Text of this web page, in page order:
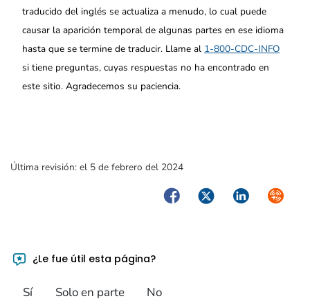
traducido del inglés se actualiza a menudo, lo cual puede
causar la aparición temporal de algunas partes en ese idioma
hasta que se termine de traducir. Llame al 1-800-CDC-INFO
si tiene preguntas, cuyas respuestas no ha encontrado en
este sitio. Agradecemos su paciencia.
Última revisión: el 5 de febrero del 2024
FacebookTwitterLinkedIn
¿Le fue útil esta página?
Sí Solo en parte No